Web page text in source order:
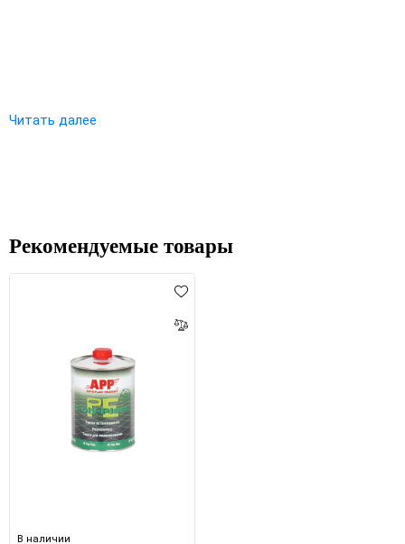
Читать далее
Рекомендуемые товары
В наличии